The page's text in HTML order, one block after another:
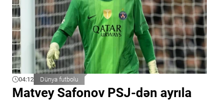
04:12 Dünya futbolu
Matvey Safonov PSJ-dən ayrıla